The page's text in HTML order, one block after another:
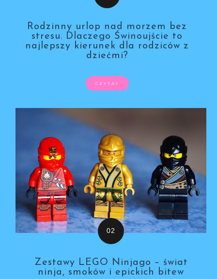
Rodzinny urlop nad morzem bez
stresu. Dlaczego Świnoujście to
najlepszy kierunek dla rodziców z
dziećmi?
CZYTAJ
Zestawy LEGO Ninjago – świat
ninja, smoków i epickich bitew